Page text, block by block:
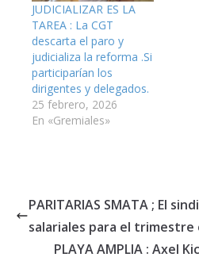
JUDICIALIZAR ES LA
TAREA : La CGT
descarta el paro y
judicializa la reforma .Si
participarían los
dirigentes y delegados.
25 febrero, 2026
En «Gremiales»
PARITARIAS SMATA ; El
salariales para el trimestre
PLAYA AMPLIA : Axel